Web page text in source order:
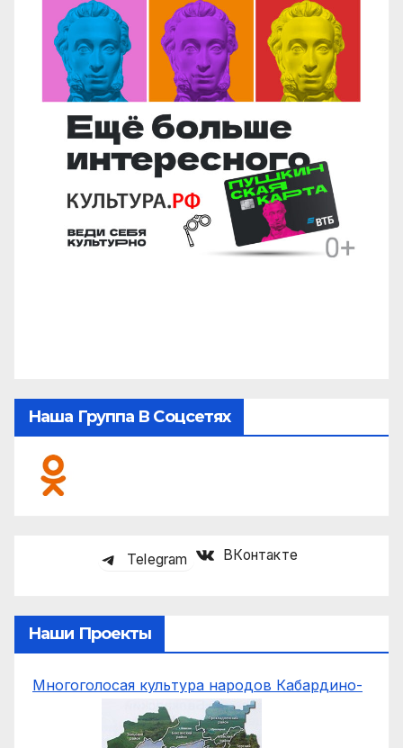
Наша Группа В Соцсетях
Telegram ВКонтакте
Наши Проекты
Многоголосая культура народов Кабардино-